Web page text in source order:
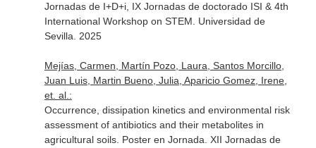
Jornadas de I+D+i, IX Jornadas de doctorado ISI & 4th
International Workshop on STEM. Universidad de
Sevilla. 2025
Mejías, Carmen, Martín Pozo, Laura, Santos Morcillo,
Juan Luis, Martin Bueno, Julia, Aparicio Gomez, Irene,
et. al.:
Occurrence, dissipation kinetics and environmental risk
assessment of antibiotics and their metabolites in
agricultural soils. Poster en Jornada. XII Jornadas de